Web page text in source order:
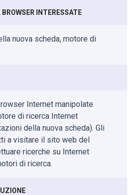
INTERESSATE
nuova scheda, motore di
Internet manipolate
di ricerca Internet
della nuova scheda). Gli
a visitare il sito web del
ricerche su Internet
di ricerca.